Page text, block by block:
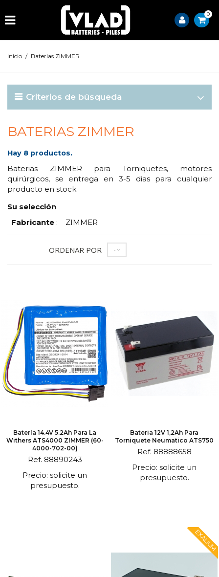
0
Inicio / Baterias ZIMMER
Criterios de búsqueda
BATERIAS ZIMMER
Hay 8 productos.
Baterias ZIMMER para Torniquetes, motores
quirúrgicos, se entrega en 3-5 dias para cualquier
producto en stock.
Su selección
Fabricante : ZIMMER
ORDENAR POR --
Batería 14.4V 5.2Ah Para La
Withers ATS4000 ZIMMER (60-
4000-702-00)
Ref. 88890243
Precio: solicite un
presupuesto.
Bateria 12V 1,2Ah Para
Torniquete Neumatico ATS750
Ref. 88888658
Precio: solicite un
presupuesto.
EXALIUM